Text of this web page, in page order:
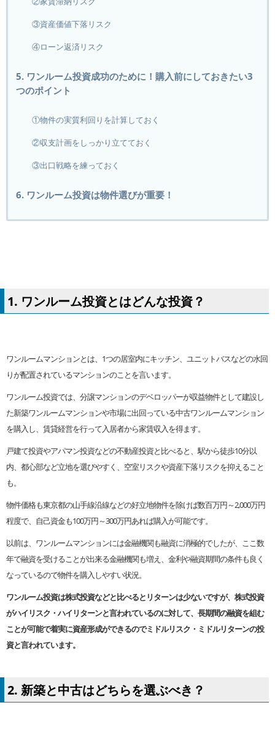
③資産価値下落リスク
④ローン返済リスク
5. ワンルーム投資成功のために！購入前にしておきたい3
つのポイント
①物件の実質利回りを計算しておく
②収支計画をしっかり立てておく
③出口戦略を練っておく
6. ワンルーム投資は物件選びが重要！
1. ワンルーム投資とはどんな投資？
ワンルームマンションとは、1つの居室内にキッチン、ユニットバスなどの水回
りが配置されているマンションのことを言います。
ワンルーム投資では、分譲マンションのデベロッパーが収益物件として建設し
た新築ワンルームマンションや市場に出回っている中古ワンルームマンション
を購入し、賃貸経営を行って入居者から家賃収入を得ます。
戸建て投資やアパマン投資などの不動産投資と比べると、駅から徒歩10分以
内、都心部など立地を選びやすく、空室リスクや資産下落リスクを抑えること
も。
物件価格も東京都の山手線沿線などの好立地物件を除けば数百万円～2,000万円
程度で、自己資金も100万円～300万円あれば購入が可能です。
以前は、ワンルームマンションには金融機関も融資に消極的でしたが、ここ数
年で融資を受けることが出来る金融機関も増え、金利や融資期間の条件も良く
なっているので物件を購入しやすい状況。
ワンルーム投資は株式投資などと比べるとリターンは少ないですが、株式投資
がハイリスク・ハイリターンと言われているのに対して、長期間の融資を組む
ことが可能で着実に資産形成ができるのでミドルリスク・ミドルリターンの投
資と言われています。
2. 新築と中古はどちらを選ぶべき？